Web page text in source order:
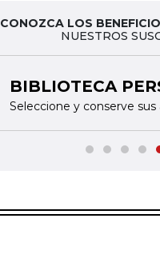
CONOZCA LOS
NUESTROS
BIBLIOTECA
Seleccione y conserve